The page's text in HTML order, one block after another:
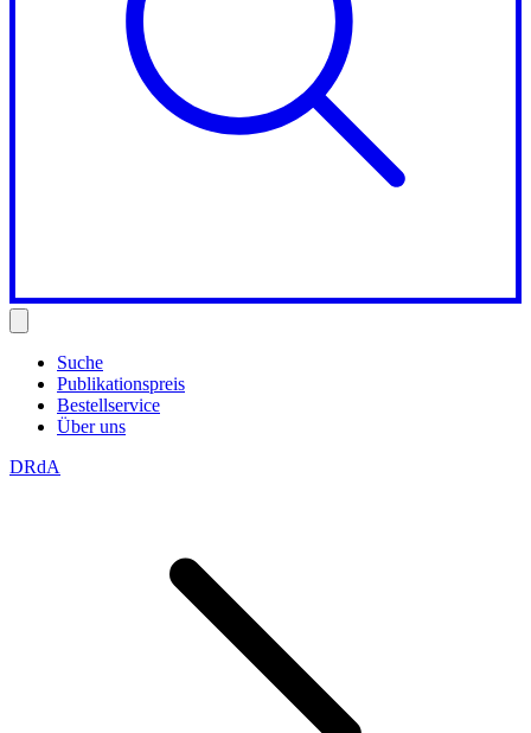
Suche
Publikationspreis
Bestellservice
Über uns
DRdA